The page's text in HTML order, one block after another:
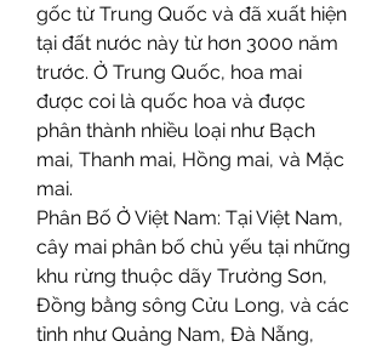
gốc từ Trung Quốc và đã xuất hiện
tại đất nước này từ hơn 3000 năm
trước. Ở Trung Quốc, hoa mai
được coi là quốc hoa và được
phân thành nhiều loại như Bạch
mai, Thanh mai, Hồng mai, và Mặc
mai.
Phân Bố Ở Việt Nam: Tại Việt Nam,
cây mai phân bố chủ yếu tại những
khu rừng thuộc dãy Trường Sơn,
Đồng bằng sông Cửu Long, và các
tỉnh như Quảng Nam, Đà Nẵng,